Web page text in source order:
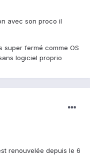
avec son proco il
super fermé comme OS
logiciel proprio
renouvelée depuis le 6